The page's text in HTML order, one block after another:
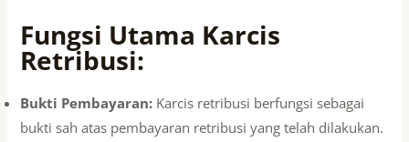
Fungsi Utama Karcis
Retribusi:
Bukti Pembayaran: Karcis retribusi berfungsi sebagai
bukti sah atas pembayaran retribusi yang telah dilakukan.